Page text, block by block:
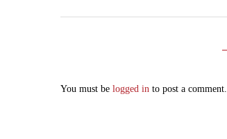
You must be logged in to post a comment.